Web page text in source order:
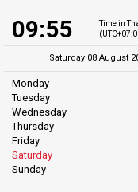
09:55
Time in
Saturday 08 August
Monday
Tuesday
Wednesday
Thursday
Friday
Saturday
Sunday